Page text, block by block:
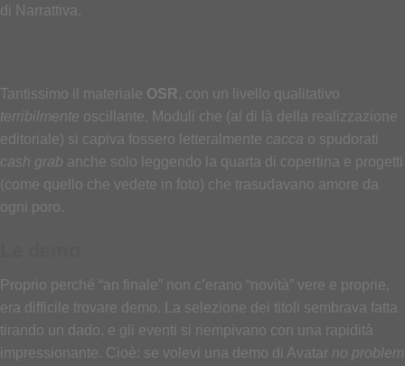
di Narrattiva.
Tantissimo il materiale OSR , con un livello qualitativo
terribilmente oscillante. Moduli che (al di là della realizzazione
editoriale) si capiva fossero letteralmente cacca o spudorati
cash grab anche solo leggendo la quarta di copertina e progetti
(come quello che vedete in foto) che trasudavano amore da
ogni poro.
Proprio perché “an finale” non c’erano “novità” vere e proprie,
era difficile trovare demo. La selezione dei titoli sembrava fatta
tirando un dado, e gli eventi si riempivano con una rapidità
impressionante. Cioè: se volevi una demo di Avatar no problem